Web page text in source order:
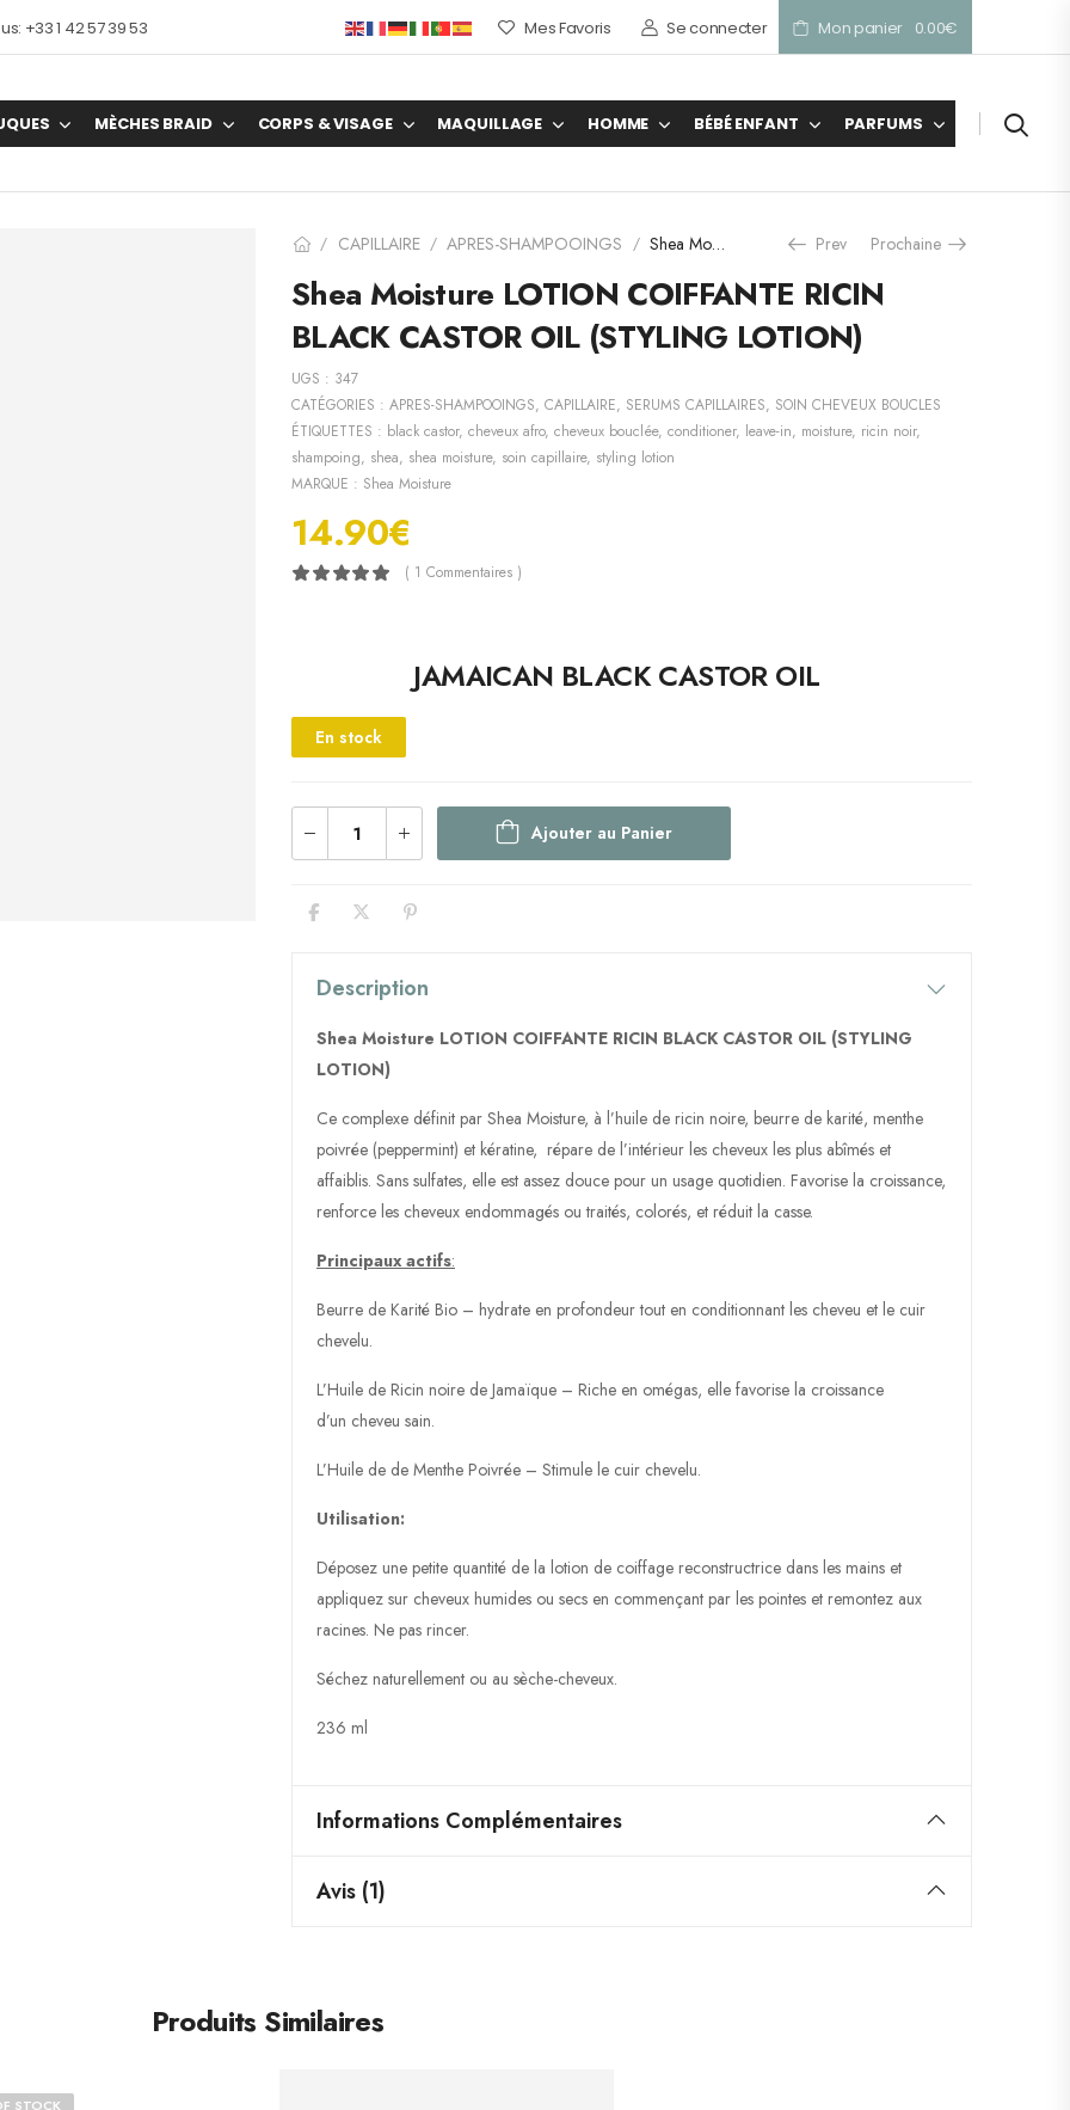
+33 1 42 57 39 53 Mes Favoris Se connecter Mon panier 0.00€
MÈCHES BRAID CORPS & VISAGE MAQUILLAGE HOMME BÉBÉ ENFANT PARFUMS
/ CAPILLAIRE / APRES-SHAMPOOINGS / Shea Moisture LOTION COIFFANTE RICIN BLACK CASTOR OIL (STYLING LOTION) Prev Prochaine
Shea Moisture LOTION COIFFANTE RICIN
BLACK CASTOR OIL (STYLING LOTION)
UGS : 347
CATÉGORIES : APRES-SHAMPOOINGS, CAPILLAIRE, SERUMS CAPILLAIRES, SOIN CHEVEUX BOUCLES
ÉTIQUETTES : black castor, cheveux afro, cheveux bouclée, conditioner, leave-in, moisture, ricin noir,
shampoing, shea, shea moisture, soin capillaire, styling lotion
MARQUE : Shea Moisture
14.90€
( 1 Commentaires )
JAMAICAN BLACK CASTOR OIL
En stock
Ajouter au Panier
Description
Shea Moisture LOTION COIFFANTE RICIN BLACK CASTOR OIL (STYLING
LOTION)
Ce complexe définit par Shea Moisture, à l’huile de ricin noire, beurre de karité, menthe
poivrée (peppermint) et kératine, répare de l’intérieur les cheveux les plus abîmés et
affaiblis. Sans sulfates, elle est assez douce pour un usage quotidien. Favorise la croissance,
renforce les cheveux endommagés ou traités, colorés, et réduit la casse.
Principaux actifs:
Beurre de Karité Bio – hydrate en profondeur tout en conditionnant les cheveu et le cuir
chevelu.
L’Huile de Ricin noire de Jamaïque – Riche en omégas, elle favorise la croissance
d’un cheveu sain.
L’Huile de de Menthe Poivrée – Stimule le cuir chevelu.
Utilisation:
Déposez une petite quantité de la lotion de coiffage reconstructrice dans les mains et
appliquez sur cheveux humides ou secs en commençant par les pointes et remontez aux
racines. Ne pas rincer.
Séchez naturellement ou au sèche-cheveux.
236 ml
Informations Complémentaires
Avis (1)
Produits Similaires
STOCK